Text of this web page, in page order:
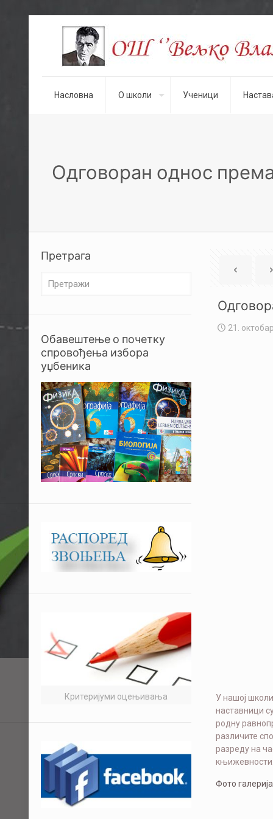
Насловна О школи Ученици
Одговоран однос
21.
У нашој
наставници
родну
различите
разреду на
Фото галерија
Претрага
Обавештење о почетку
спровођења избора
уџбеника
Критеријуми оцењивања